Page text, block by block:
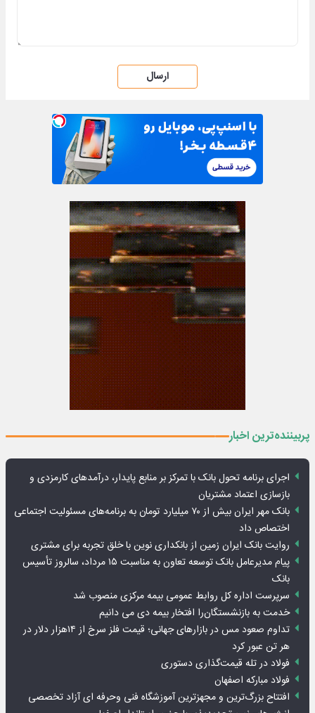
ارسال
پربیننده‌ترین اخبار
اجرای برنامه تحول بانک با تمرکز بر منابع پایدار، درآمدهای کارمزدی و
بازسازی اعتماد مشتریان
بانک مهر ایران بیش از ۷۰ میلیارد تومان به برنامه‌های مسئولیت اجتماعی
اختصاص داد
روایت بانک ایران زمین از بانکداری نوین با خلق تجربه برای مشتری
پیام مدیرعامل بانک توسعه تعاون به مناسبت ۱۵ مرداد، سالروز تأسیس
بانک
سرپرست اداره کل روابط عمومی بیمه مرکزی منصوب شد
خدمت به بازنشستگان‌را افتخار بیمه دی می دانیم
تداوم صعود مس در بازارهای جهانی؛ قیمت فلز سرخ از ۱۴هزار دلار در
هر تن عبور کرد
فولاد در تله قیمت‌گذاری دستوری
فولاد مبارکه اصفهان
افتتاح بزرگ‌ترین و مجهزترین آموزشگاه فنی وحرفه ای آزاد تخصصی